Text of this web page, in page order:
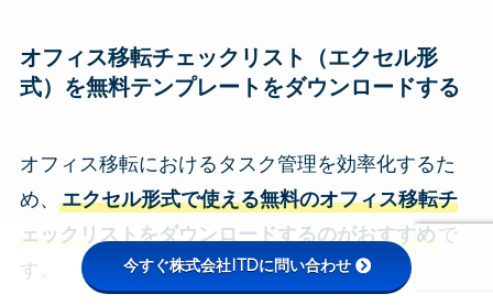
オフィス移転チェックリスト（エクセル形
式）を無料テンプレートをダウンロードする
オフィス移転におけるタスク管理を効率化するた
め、 エクセル形式で使える無料のオフィス移転チ
ェックリストをダウンロードするのがおすすめ で
す。
今すぐ株式会社ITDに問い合わせ